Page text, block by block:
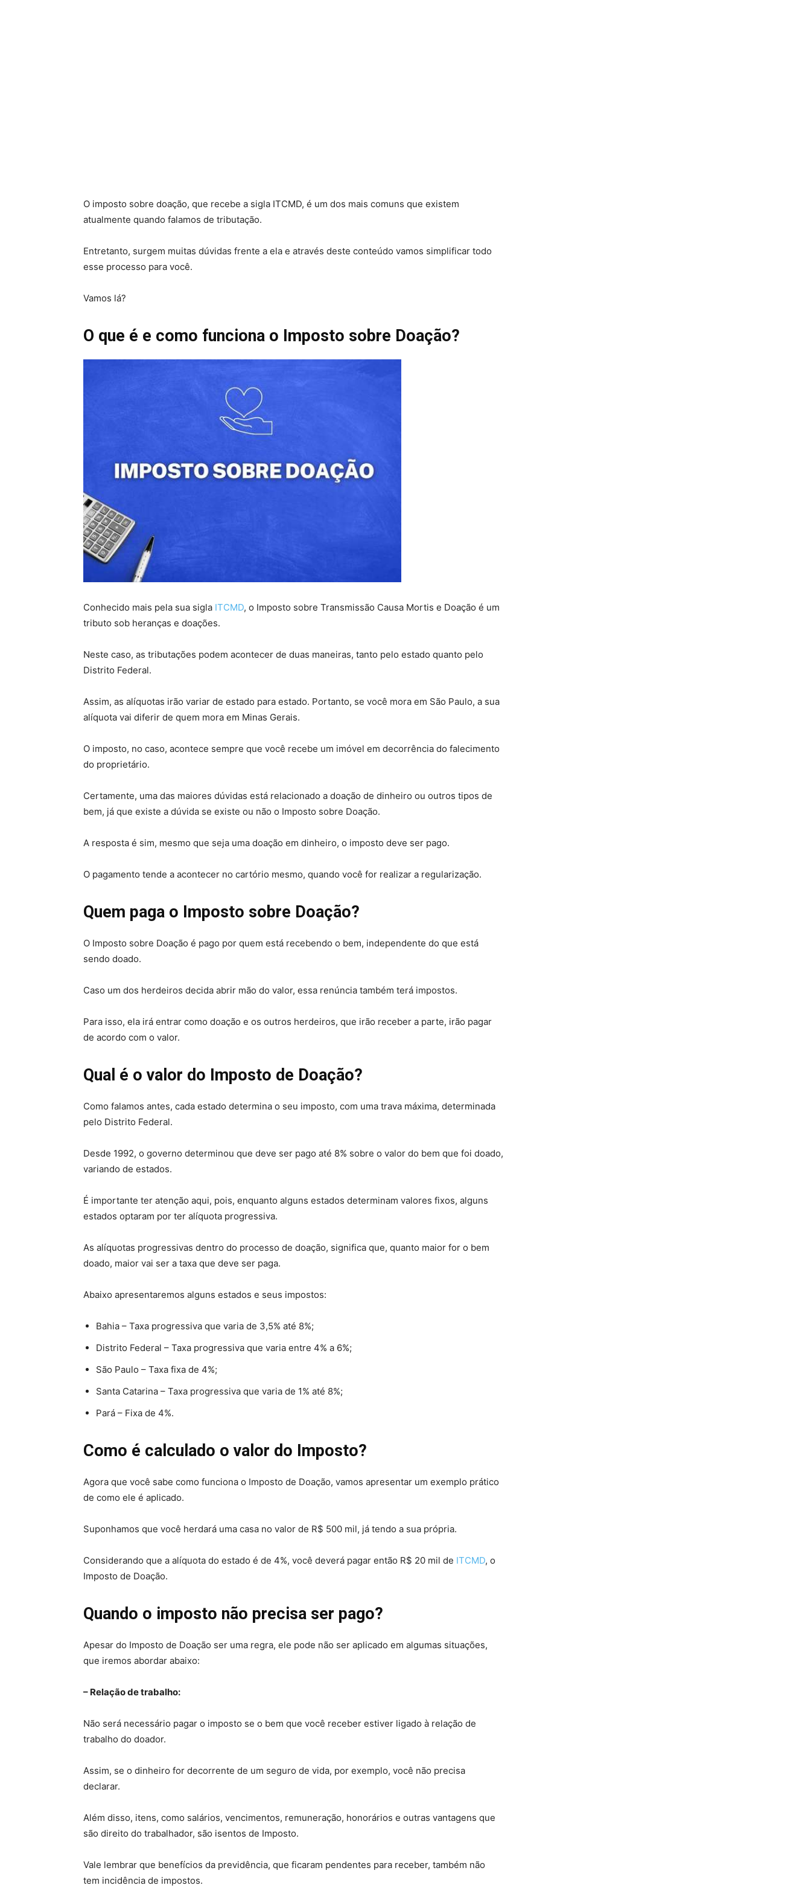
O imposto sobre doação, que recebe a sigla ITCMD, é um dos mais comuns que existem
atualmente quando falamos de tributação.
Entretanto, surgem muitas dúvidas frente a ela e através deste conteúdo vamos simplificar todo
esse processo para você.
Vamos lá?
O que é e como funciona o Imposto sobre Doação?
Conhecido mais pela sua sigla ITCMD, o Imposto sobre Transmissão Causa Mortis e Doação é um
tributo sob heranças e doações.
Neste caso, as tributações podem acontecer de duas maneiras, tanto pelo estado quanto pelo
Distrito Federal.
Assim, as alíquotas irão variar de estado para estado. Portanto, se você mora em São Paulo, a sua
alíquota vai diferir de quem mora em Minas Gerais.
O imposto, no caso, acontece sempre que você recebe um imóvel em decorrência do falecimento
do proprietário.
Certamente, uma das maiores dúvidas está relacionado a doação de dinheiro ou outros tipos de
bem, já que existe a dúvida se existe ou não o Imposto sobre Doação.
A resposta é sim, mesmo que seja uma doação em dinheiro, o imposto deve ser pago.
O pagamento tende a acontecer no cartório mesmo, quando você for realizar a regularização.
Quem paga o Imposto sobre Doação?
O Imposto sobre Doação é pago por quem está recebendo o bem, independente do que está
sendo doado.
Caso um dos herdeiros decida abrir mão do valor, essa renúncia também terá impostos.
Para isso, ela irá entrar como doação e os outros herdeiros, que irão receber a parte, irão pagar
de acordo com o valor.
Qual é o valor do Imposto de Doação?
Como falamos antes, cada estado determina o seu imposto, com uma trava máxima, determinada
pelo Distrito Federal.
Desde 1992, o governo determinou que deve ser pago até 8% sobre o valor do bem que foi doado,
variando de estados.
É importante ter atenção aqui, pois, enquanto alguns estados determinam valores fixos, alguns
estados optaram por ter alíquota progressiva.
As alíquotas progressivas dentro do processo de doação, significa que, quanto maior for o bem
doado, maior vai ser a taxa que deve ser paga.
Abaixo apresentaremos alguns estados e seus impostos:
Bahia – Taxa progressiva que varia de 3,5% até 8%;
Distrito Federal – Taxa progressiva que varia entre 4% a 6%;
São Paulo – Taxa fixa de 4%;
Santa Catarina – Taxa progressiva que varia de 1% até 8%;
Pará – Fixa de 4%.
Como é calculado o valor do Imposto?
Agora que você sabe como funciona o Imposto de Doação, vamos apresentar um exemplo prático
de como ele é aplicado.
Suponhamos que você herdará uma casa no valor de R$ 500 mil, já tendo a sua própria.
Considerando que a alíquota do estado é de 4%, você deverá pagar então R$ 20 mil de ITCMD, o
Imposto de Doação.
Quando o imposto não precisa ser pago?
Apesar do Imposto de Doação ser uma regra, ele pode não ser aplicado em algumas situações,
que iremos abordar abaixo:
– Relação de trabalho:
Não será necessário pagar o imposto se o bem que você receber estiver ligado à relação de
trabalho do doador.
Assim, se o dinheiro for decorrente de um seguro de vida, por exemplo, você não precisa
declarar.
Além disso, itens, como salários, vencimentos, remuneração, honorários e outras vantagens que
são direito do trabalhador, são isentos de Imposto.
Vale lembrar que benefícios da previdência, que ficaram pendentes para receber, também não
tem incidência de impostos.